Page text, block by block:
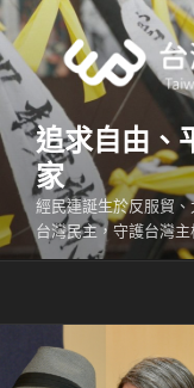
跳
至
主
內
容
追求自由、
家
經民連誕生於反服貿
台灣民主，守護台灣